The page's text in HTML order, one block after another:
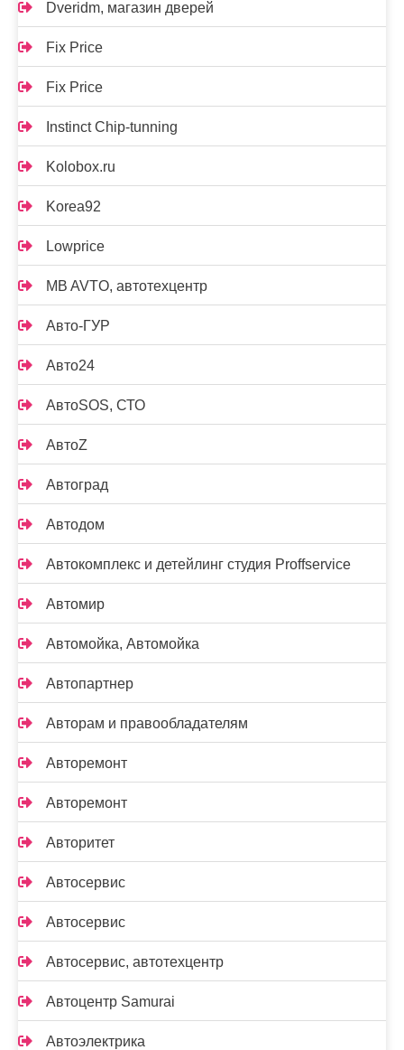
Dveridm, магазин дверей
Fix Price
Fix Price
Instinct Chip-tunning
Kolobox.ru
Korea92
Lowprice
MB AVTO, автотехцентр
Авто-ГУР
Авто24
АвтоSOS, СТО
АвтоZ
Автоград
Автодом
Автокомплекс и детейлинг студия Proffservice
Автомир
Автомойка, Автомойка
Автопартнер
Авторам и правообладателям
Авторемонт
Авторемонт
Авторитет
Автосервис
Автосервис
Автосервис, автотехцентр
Автоцентр Samurai
Автоэлектрика